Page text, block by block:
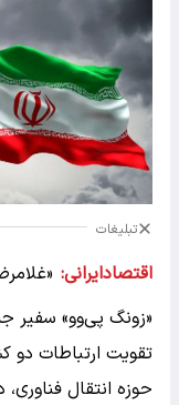
تبلیغات
اقتصادایرانی:
«زونگ پی‌وو» سفیر
تقویت ارتباطات
حوزه انتقال